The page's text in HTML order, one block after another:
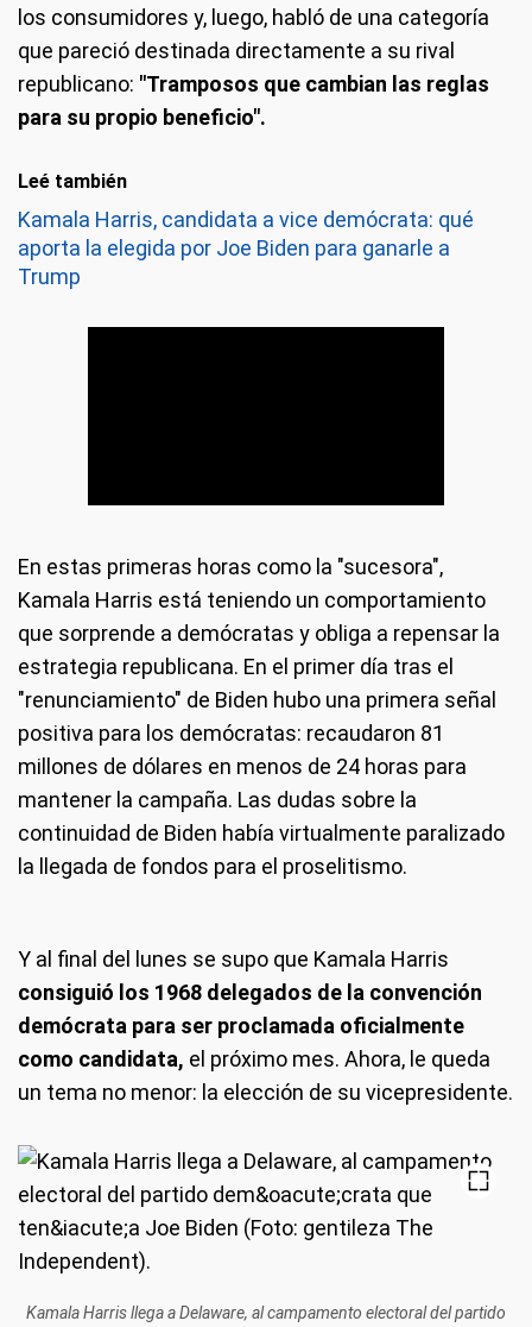
los consumidores y, luego, habló de una categoría
que pareció destinada directamente a su rival
republicano: "Tramposos que cambian las reglas
para su propio beneficio".
Leé también
Kamala Harris, candidata a vice demócrata: qué
aporta la elegida por Joe Biden para ganarle a
Trump
En estas primeras horas como la "sucesora",
Kamala Harris está teniendo un comportamiento
que sorprende a demócratas y obliga a repensar la
estrategia republicana. En el primer día tras el
"renunciamiento" de Biden hubo una primera señal
positiva para los demócratas: recaudaron 81
millones de dólares en menos de 24 horas para
mantener la campaña. Las dudas sobre la
continuidad de Biden había virtualmente paralizado
la llegada de fondos para el proselitismo.
Y al final del lunes se supo que Kamala Harris
consiguió los 1968 delegados de la convención
demócrata para ser proclamada oficialmente
como candidata, el próximo mes. Ahora, le queda
un tema no menor: la elección de su vicepresidente.
Kamala Harris llega a Delaware, al campamento electoral del partido